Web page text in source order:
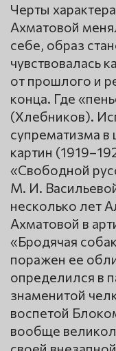
Черты
Ахматовой
себе, образ
чувствовалась
от прошлого и
конца. Где
(Хлебников).
супрематизма
картин
«Свободной
М. И.
несколько лет
Ахматовой в
«Бродячая
поражен ее
определился в
знаменитой
воспетой
вообще